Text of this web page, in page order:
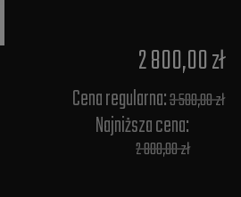
2 800,00 zł
Cena regularna:3 500,00 zł
Najniższa cena:
2 800,00 zł